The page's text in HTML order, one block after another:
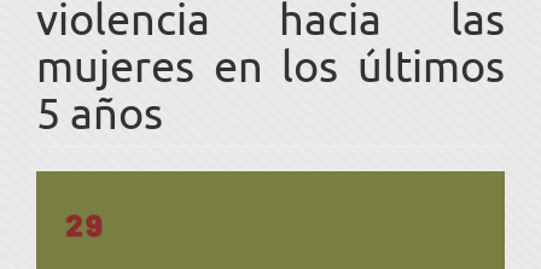
violencia hacia las
mujeres en los últimos
5 años
lateral